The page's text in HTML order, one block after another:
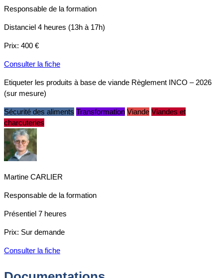
Responsable de la formation
Distanciel 4 heures (13h à 17h)
Prix: 400 €
Consulter la fiche
Etiqueter les produits à base de viande Règlement INCO – 2026
(sur mesure)
Sécurité des aliments Transformation Viande Viandes et
charcuteries
Martine CARLIER
Responsable de la formation
Présentiel 7 heures
Prix: Sur demande
Consulter la fiche